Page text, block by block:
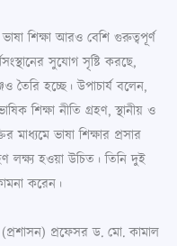
শিক্ষা আরও বেশি গুরুত্বপূর্ণ
সুযোগ সৃষ্টি করছে,
তৈরি হচ্ছে। উপাচার্য বলেন,
শিক্ষা নীতি গ্রহণ, স্থানীয় ও
মাধ্যমে ভাষা শিক্ষার প্রসার
লক্ষ্য হওয়া উচিত। তিনি দুই
করেন।
প্রফেসর ড. মো. কামাল